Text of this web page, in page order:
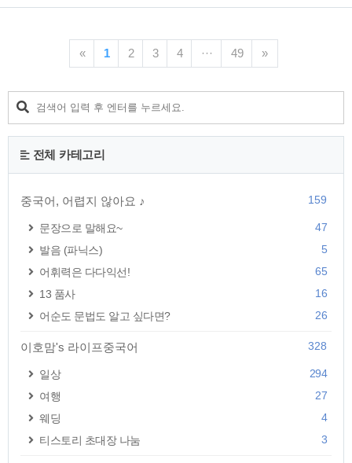
좋아요^^ 어플을 켜서 요렇게 핸드폰을 끼워서 주면 요렇게..
외 노천스파면 더 좋음) 이렇게 크게 두가지를 중점으로 숙소를
찾아서 예약합니당 ㅎ 요기는 대전 유성에 있는 로드호텔 로얄
은 둘째가 없을때 스위트스타일러방에 놀러왔었구요! 그 포스
팅은 요기 ▽ https://..
« 1 2 3 4 ··· 49 »
전체 카테고리
중국어, 어렵지 않아요 ♪ 159
문장으로 말해요~
47
발음 (파닉스)
5
어휘력은 다다익선!
65
13 품사
16
어순도 문법도 알고 싶다면?
26
이호맘's 라이프중국어 328
일상
294
여행
27
웨딩
4
티스토리 초대장 나눔
3